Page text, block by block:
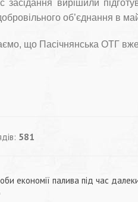
засідання вирішили
об’єднання в
що Пасічнянська ОТГ
581
економії палива під час